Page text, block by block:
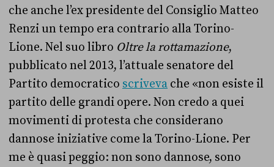
che anche l’ex presidente del Consiglio Matteo
Renzi un tempo era contrario alla Torino-
Lione. Nel suo libro Oltre la rottamazione,
pubblicato nel 2013, l’attuale senatore del
Partito democratico scriveva che «non esiste il
partito delle grandi opere. Non credo a quei
movimenti di protesta che considerano
dannose iniziative come la Torino-Lione. Per
me è quasi peggio: non sono dannose, sono